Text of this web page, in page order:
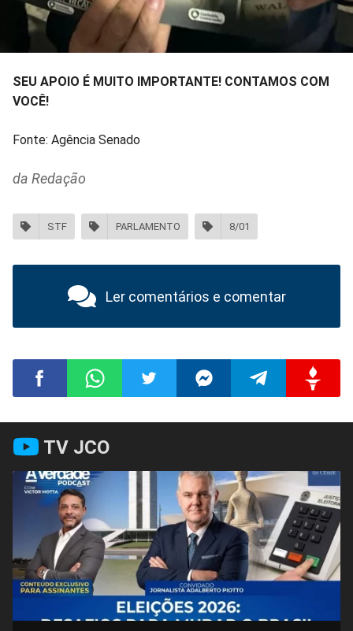
SEU APOIO É MUITO IMPORTANTE! CONTAMOS COM
VOCÊ!
Fonte: Agência Senado
da Redação
STF PARLAMENTO 8/01
Ler comentários e comentar
Compartilhar
no
Facebook
no
Whatsapp
no
Twitter
no
Messenger
no
Telegram
no
Gettr
TV JCO